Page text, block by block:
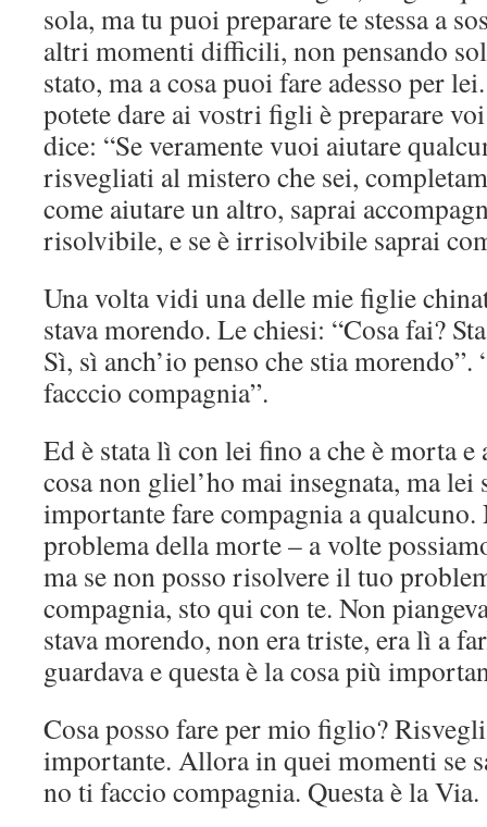
sola, ma tu puoi preparare te stessa a
altri momenti difficili, non pensando
stato, ma a cosa puoi fare adesso per
potete dare ai vostri figli è preparare
dice: “Se veramente vuoi aiutare
risvegliati al mistero che sei,
come aiutare un altro, saprai
risolvibile, e se è irrisolvibile saprai
Una volta vidi una delle mie figlie
stava morendo. Le chiesi: “Cosa fai?
Sì, sì anch’io penso che stia morendo”.
facccio compagnia”.
Ed è stata lì con lei fino a che è morta e
cosa non gliel’ho mai insegnata, ma lei
importante fare compagnia a qualcuno.
problema della morte – a volte
ma se non posso risolvere il tuo
compagnia, sto qui con te. Non
stava morendo, non era triste, era lì a
guardava e questa è la cosa più
Cosa posso fare per mio figlio?
importante. Allora in quei momenti se
no ti faccio compagnia. Questa è la Via.